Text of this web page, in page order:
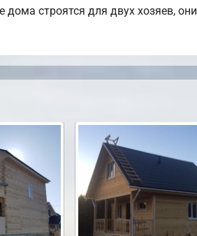
строятся для двух хозяев, они